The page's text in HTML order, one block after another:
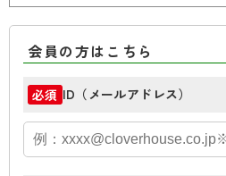
会員の方はこちら
必須 ID（メールアドレス）